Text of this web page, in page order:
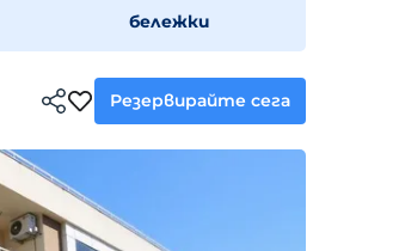
бележки
Резервирайте сега